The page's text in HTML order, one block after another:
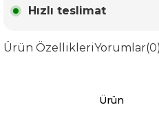
Hızlı teslimat
Ürün ÖzellikleriYorumlar(0)
Ürün